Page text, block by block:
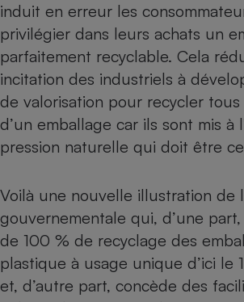
induit en erreur les
privilégier dans leurs achats un
parfaitement recyclable. Cela
incitation des industriels à
de valorisation pour recycler tous
d’un emballage car ils sont mis à
pression naturelle qui doit être
Voilà une nouvelle illustration de
gouvernementale qui, d’une
de 100 % de recyclage des
plastique à usage unique d’ici le 1
et, d’autre part, concède des